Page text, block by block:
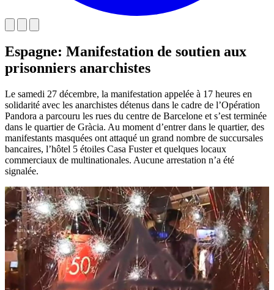
Espagne: Manifestation de soutien aux
prisonniers anarchistes
Le samedi 27 décembre, la manifestation appelée à 17 heures en
solidarité avec les anarchistes détenus dans le cadre de l’Opération
Pandora a parcouru les rues du centre de Barcelone et s’est terminée
dans le quartier de Gràcia. Au moment d’entrer dans le quartier, des
manifestants masquées ont attaqué un grand nombre de succursales
bancaires, l’hôtel 5 étoiles Casa Fuster et quelques locaux
commerciaux de multinationales. Aucune arrestation n’a été
signalée.